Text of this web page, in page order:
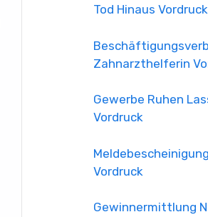
Tod Hinaus Vordruck
Zahnarzthelferin
Gewerbe Ruhen
Vordruck
Vordruck
Gewinnermittlung